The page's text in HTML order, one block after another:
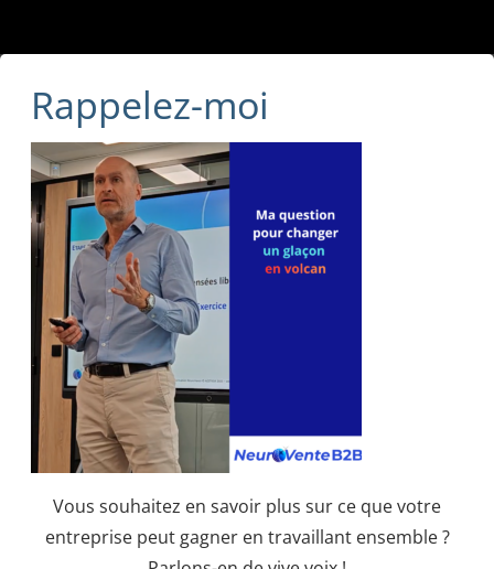
Rappelez-moi
Vous souhaitez en savoir plus sur ce que votre
entreprise peut gagner en travaillant ensemble ?